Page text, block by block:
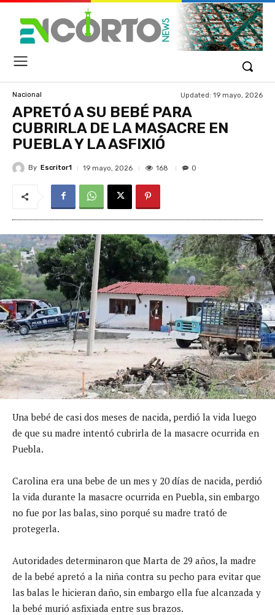
Nacional Updated: 19 mayo, 2026
APRETÓ A SU BEBÉ PARA
CUBRIRLA DE LA MASACRE EN
PUEBLA Y LA ASFIXIÓ
By Escritor1 19 mayo, 2026 168 0
Una bebé de casi dos meses de nacida, perdió la vida luego
de que su madre intentó cubrirla de la masacre ocurrida en
Puebla.
Carolina era una bebe de un mes y 20 días de nacida, perdió
la vida durante la masacre ocurrida en Puebla, sin embargo
no fue por las balas, sino porqué su madre trató de
protegerla.
Autoridades determinaron que Marta de 29 años, la madre
de la bebé apretó a la niña contra su pecho para evitar que
las balas le hicieran daño, sin embargo ella fue alcanzada y
la bebé murió asfixiada entre sus brazos.